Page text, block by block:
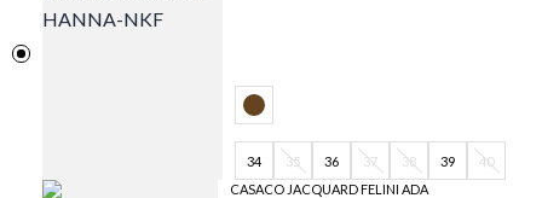
34 35 36 37 38 39
40
CASACO JACQUARD FELINI ADA